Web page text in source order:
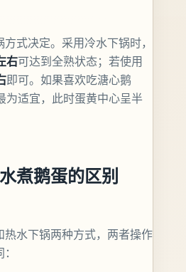
式决定。采用冷水下锅时，
右可达到全熟状态；若使用
即可。如果喜欢吃溏心鹅
为适宜，此时蛋黄中心呈半
煮鹅蛋的区别
水下锅两种方式，两者操作